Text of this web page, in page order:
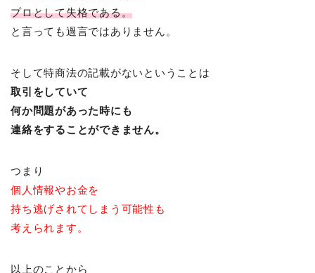
プロとして失格である。
と言っても過言ではありません。
そして特商法の記載がないということは
取引をしていて
何か問題があった時にも
連絡をすることができません。
つまり
個人情報やお金を
持ち逃げされてしまう可能性も
考えられます。
以上のことから